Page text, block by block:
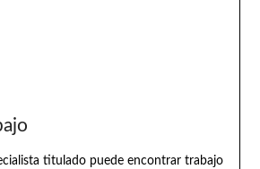
titulado puede encontrar trabajo